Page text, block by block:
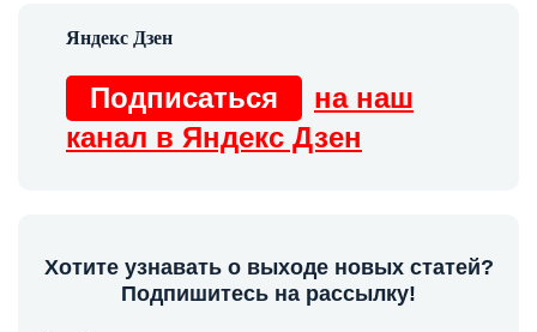
Подписаться
на наш
канал в Яндекс Дзен
Хотите узнавать о выходе новых статей?
Подпишитесь на рассылку!